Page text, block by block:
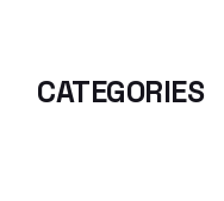
CATEGORIES